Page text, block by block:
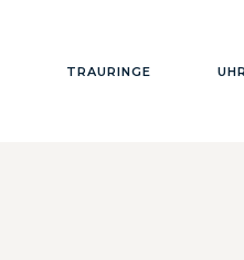
TRAURINGE